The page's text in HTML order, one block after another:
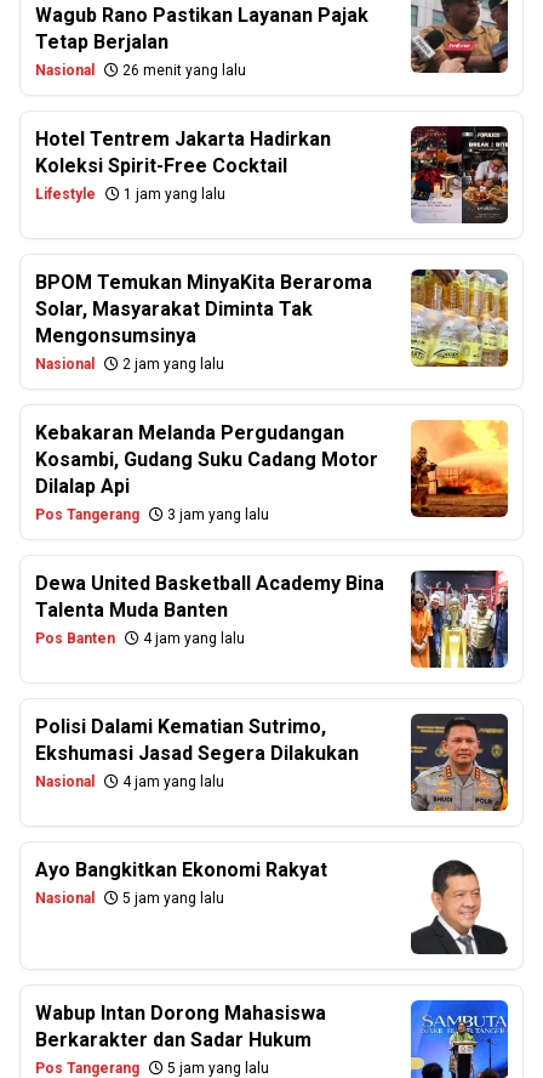
Wagub Rano Pastikan Layanan Pajak
Tetap Berjalan
Nasional 26 menit yang lalu
Hotel Tentrem Jakarta Hadirkan
Koleksi Spirit-Free Cocktail
Lifestyle 1 jam yang lalu
BPOM Temukan MinyaKita Beraroma
Solar, Masyarakat Diminta Tak
Mengonsumsinya
Nasional 2 jam yang lalu
Kebakaran Melanda Pergudangan
Kosambi, Gudang Suku Cadang Motor
Dilalap Api
Pos Tangerang 3 jam yang lalu
Dewa United Basketball Academy Bina
Talenta Muda Banten
Pos Banten 4 jam yang lalu
Polisi Dalami Kematian Sutrimo,
Ekshumasi Jasad Segera Dilakukan
Nasional 4 jam yang lalu
Ayo Bangkitkan Ekonomi Rakyat
Nasional 5 jam yang lalu
Wabup Intan Dorong Mahasiswa
Berkarakter dan Sadar Hukum
Pos Tangerang 5 jam yang lalu